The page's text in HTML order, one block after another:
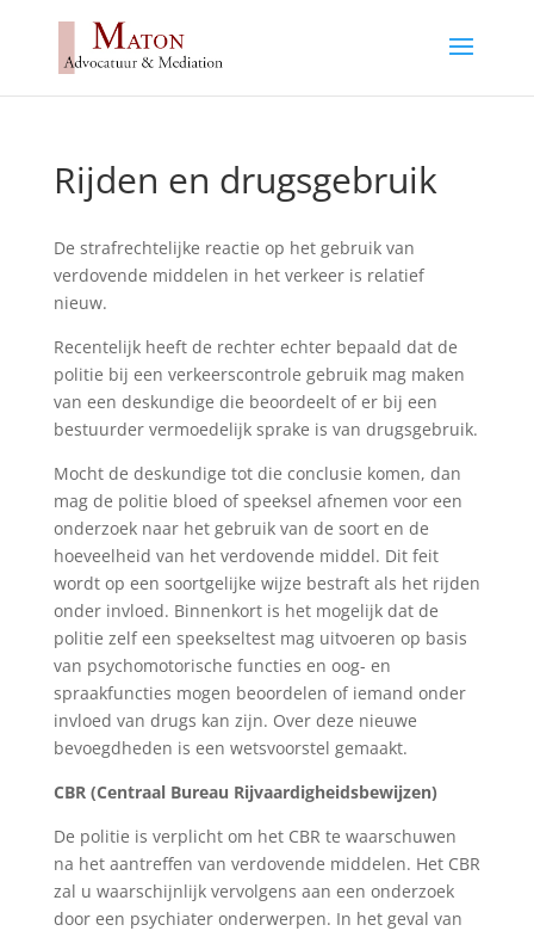
Rijden en drugsgebruik
De strafrechtelijke reactie op het gebruik van
verdovende middelen in het verkeer is relatief
nieuw.
Recentelijk heeft de rechter echter bepaald dat de
politie bij een verkeerscontrole gebruik mag maken
van een deskundige die beoordeelt of er bij een
bestuurder vermoedelijk sprake is van drugsgebruik.
Mocht de deskundige tot die conclusie komen, dan
mag de politie bloed of speeksel afnemen voor een
onderzoek naar het gebruik van de soort en de
hoeveelheid van het verdovende middel. Dit feit
wordt op een soortgelijke wijze bestraft als het rijden
onder invloed. Binnenkort is het mogelijk dat de
politie zelf een speekseltest mag uitvoeren op basis
van psychomotorische functies en oog- en
spraakfuncties mogen beoordelen of iemand onder
invloed van drugs kan zijn. Over deze nieuwe
bevoegdheden is een wetsvoorstel gemaakt.
CBR (Centraal Bureau Rijvaardigheidsbewijzen)
De politie is verplicht om het CBR te waarschuwen
na het aantreffen van verdovende middelen. Het CBR
zal u waarschijnlijk vervolgens aan een onderzoek
door een psychiater onderwerpen. In het geval van